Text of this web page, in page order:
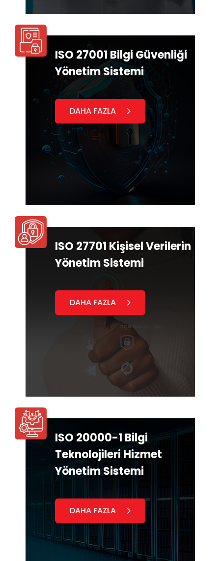
ISO 27001 Bilgi Güvenliği
Yönetim Sistemi
DAHA FAZLA
ISO 27701 Kişisel Verilerin
Yönetim Sistemi
DAHA FAZLA
ISO 20000-1 Bilgi
Teknolojileri Hizmet
Yönetim Sistemi
DAHA FAZLA